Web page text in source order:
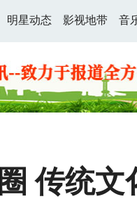
明星动态 影视地带 音
传统